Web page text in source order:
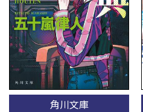
角川文庫